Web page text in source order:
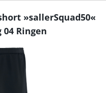
»sallerSquad50«
04 Ringen